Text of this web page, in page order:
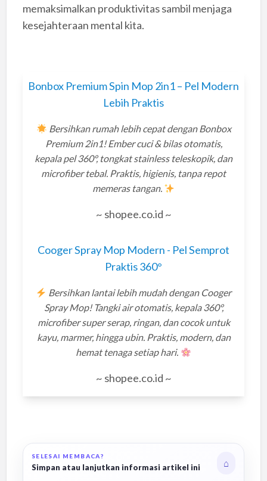
memaksimalkan produktivitas sambil menjaga
kesejahteraan mental kita.
Bonbox Premium Spin Mop 2in1 – Pel Modern
Lebih Praktis
Bersihkan rumah lebih cepat dengan Bonbox
Premium 2in1! Ember cuci & bilas otomatis,
kepala pel 360°, tongkat stainless teleskopik, dan
microfiber tebal. Praktis, higienis, tanpa repot
memeras tangan.
~ shopee.co.id ~
Cooger Spray Mop Modern - Pel Semprot
Praktis 360°
Bersihkan lantai lebih mudah dengan Cooger
Spray Mop! Tangki air otomatis, kepala 360°,
microfiber super serap, ringan, dan cocok untuk
kayu, marmer, hingga ubin. Praktis, modern, dan
hemat tenaga setiap hari.
~ shopee.co.id ~
SELESAI MEMBACA?
Simpan atau lanjutkan informasi artikel ini ⌂